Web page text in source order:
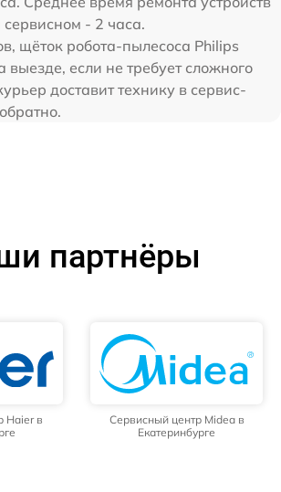
- 2 часа.
щёток робота-пылесоса Philips
выезде, если не требует сложного
доставит технику в сервис-
партнёры
Haier в
Сервисный центр Midea в
Екатеринбурге